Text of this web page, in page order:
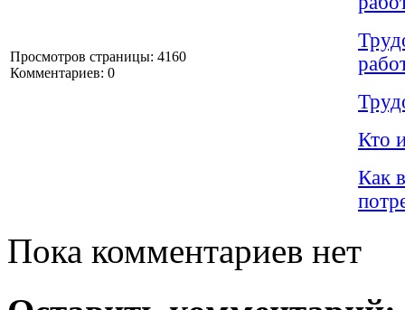
Просмотров страницы: 4160
Комментариев: 0
Кто
Как
Пока комментариев нет